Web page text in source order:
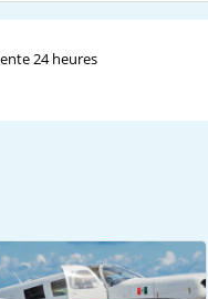
24 heures